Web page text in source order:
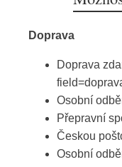
Doprava
Doprava
Osobní
Přepravní
Českou
Osobní